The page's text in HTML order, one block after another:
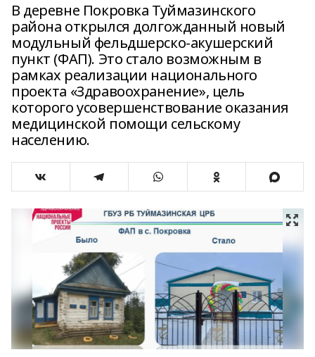
В деревне Покровка Туймазинского
района открылся долгожданный новый
модульный фельдшерско-акушерский
пункт (ФАП). Это стало возможным в
рамках реализации национального
проекта «Здравоохранение», цель
которого усовершенствование оказания
медицинской помощи сельскому
населению.